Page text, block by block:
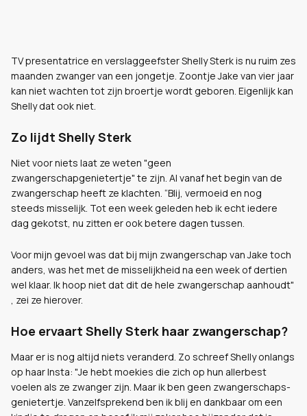
TV presentatrice en verslaggeefster Shelly Sterk is nu ruim zes
maanden zwanger van een jongetje. Zoontje Jake van vier jaar
kan niet wachten tot zijn broertje wordt geboren. Eigenlijk kan
Shelly dat ook niet.
Zo lijdt Shelly Sterk
Niet voor niets laat ze weten "geen
zwangerschapgenietertje" te zijn. Al vanaf het begin van de
zwangerschap heeft ze klachten. “Blij, vermoeid en nog
steeds misselijk. Tot een week geleden heb ik echt iedere
dag gekotst, nu zitten er ook betere dagen tussen.
Voor mijn gevoel was dat bij mijn zwangerschap van Jake toch
anders, was het met de misselijkheid na een week of dertien
wel klaar. Ik hoop niet dat dit de hele zwangerschap aanhoudt"
, zei ze hierover.
Hoe ervaart Shelly Sterk haar zwangerschap?
Maar er is nog altijd niets veranderd. Zo schreef Shelly onlangs
op haar Insta: "Je hebt moekies die zich op hun allerbest
voelen als ze zwanger zijn. Maar ik ben geen zwangerschaps-
genietertje. Vanzelfsprekend ben ik blij en dankbaar om een